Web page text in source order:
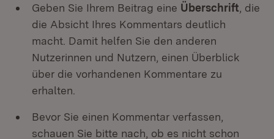
Geben Sie Ihrem Beitrag eine Überschrift , die
die Absicht Ihres Kommentars deutlich
macht. Damit helfen Sie den anderen
Nutzerinnen und Nutzern, einen Überblick
über die vorhandenen Kommentare zu
erhalten.
Bevor Sie einen Kommentar verfassen,
schauen Sie bitte nach, ob es nicht schon